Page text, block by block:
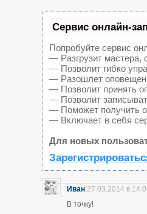
Сервис онлайн-
Попробуйте сервис
— Разгрузит мастера,
— Позволит гибко
— Разошлет
— Позволит принять
— Позволит
— Поможет получить
— Включает в себя
Для новых
Иван 27.03.2014 в
В точку!